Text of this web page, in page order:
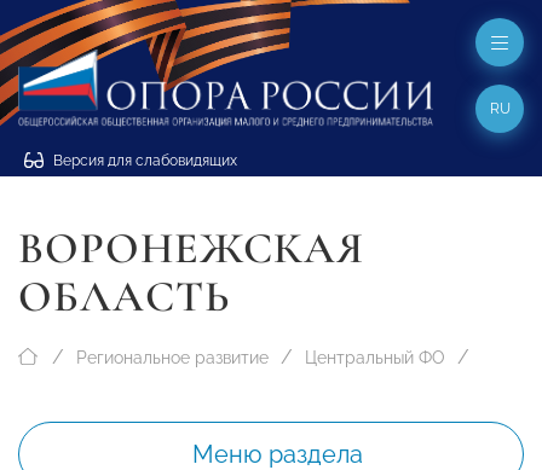
Версия для слабовидящих
RU
ВОРОНЕЖСКАЯ
ОБЛАСТЬ
Региональное развитие Центральный ФО
Меню раздела